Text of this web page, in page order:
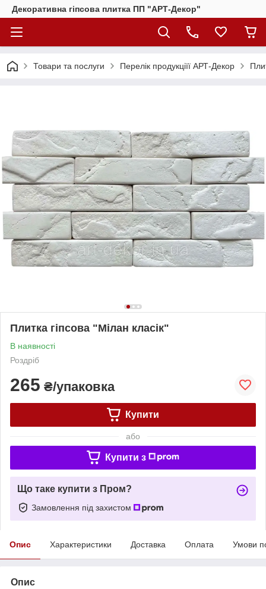
Декоративна гіпсова плитка ПП "АРТ-Декор"
Товари та послуги Перелік продукціїї АРТ-Декор
Плитка гіпсова "Мілан класік"
В наявності
Роздріб
265 ₴/упаковка
Купити
або
Купити з
Що таке купити з Пром?
Замовлення під захистом
Опис Характеристики Доставка Оплата Умови
Опис